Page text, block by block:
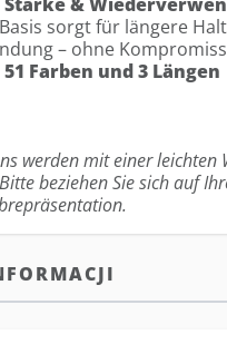
sorgt für längere
– ohne
Farben und 3 Längen
werden mit einer
beziehen Sie sich auf